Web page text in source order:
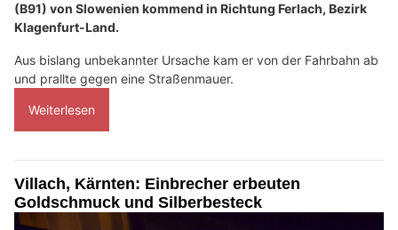
(B91) von Slowenien kommend in Richtung Ferlach, Bezirk
Klagenfurt-Land.
Aus bislang unbekannter Ursache kam er von der Fahrbahn ab
und prallte gegen eine Straßenmauer.
Weiterlesen
Villach, Kärnten: Einbrecher erbeuten
Goldschmuck und Silberbesteck